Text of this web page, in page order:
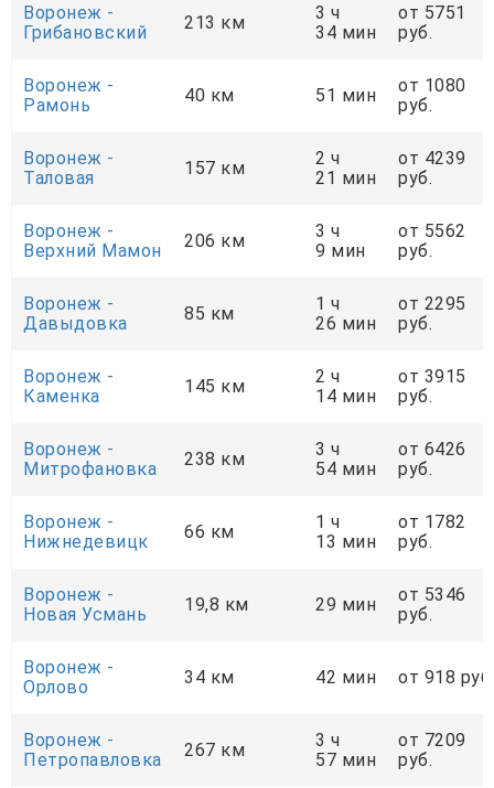
Воронеж -
Грибановский
213 км
3 ч
34 мин
от 5751
руб.
Воронеж -
Рамонь
40 км 51 мин
от 1080
руб.
Воронеж -
Таловая
157 км
2 ч
21 мин
от 4239
руб.
Воронеж -
Верхний Мамон
206 км
3 ч
9 мин
от 5562
руб.
Воронеж -
Давыдовка
85 км
1 ч
26 мин
от 2295
руб.
Воронеж -
Каменка
145 км
2 ч
14 мин
от 3915
руб.
Воронеж -
Митрофановка
238 км
3 ч
54 мин
от 6426
руб.
Воронеж -
Нижнедевицк
66 км
1 ч
13 мин
от 1782
руб.
Воронеж -
Новая Усмань
19,8 км 29 мин
от 5346
руб.
Воронеж -
Орлово
34 км 42 мин от 918 руб.
Воронеж -
Петропавловка
267 км
3 ч
57 мин
от 7209
руб.